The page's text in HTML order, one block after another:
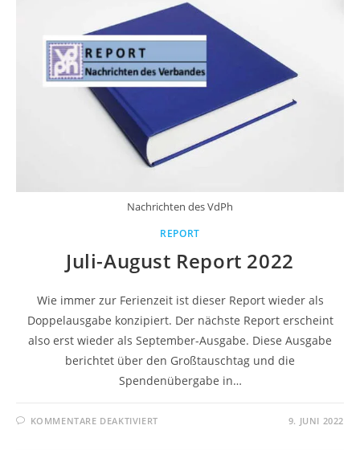
Nachrichten des VdPh
REPORT
Juli-August Report 2022
Wie immer zur Ferienzeit ist dieser Report wieder als
Doppelausgabe konzipiert. Der nächste Report erscheint
also erst wieder als September-Ausgabe. Diese Ausgabe
berichtet über den Großtauschtag und die
Spendenübergabe in…
KOMMENTARE DEAKTIVIERT 9. JUNI 2022